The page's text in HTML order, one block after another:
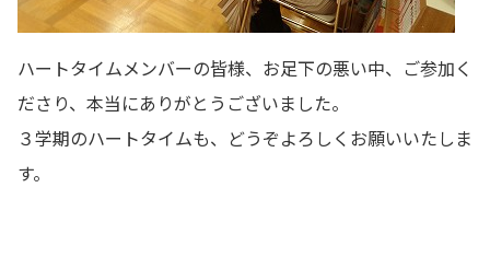
ハートタイムメンバーの皆様、お足下の悪い中、ご参加く
ださり、本当にありがとうございました。
３学期のハートタイムも、どうぞよろしくお願いいたしま
す。